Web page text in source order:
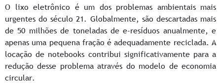
O lixo eletrônico é um dos problemas ambientais mais
urgentes do século 21. Globalmente, são descartadas mais
de 50 milhões de toneladas de e-resíduos anualmente, e
apenas uma pequena fração é adequadamente reciclada. A
locação de notebooks contribui significativamente para a
redução desse problema através do modelo de economia
circular.